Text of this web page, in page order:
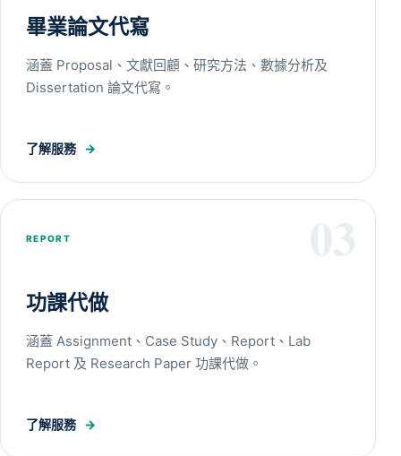
畢業論文代寫
涵蓋 Proposal、文獻回顧、研究方法、數據分析及
Dissertation 論文代寫。
了解服務 →
REPORT
功課代做
涵蓋 Assignment、Case Study、Report、Lab
Report 及 Research Paper 功課代做。
了解服務 →